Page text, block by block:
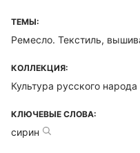
ТЕМЫ:
Ремесло. Текстиль,
КОЛЛЕКЦИЯ:
Культура русского народа
КЛЮЧЕВЫЕ СЛОВА:
сирин